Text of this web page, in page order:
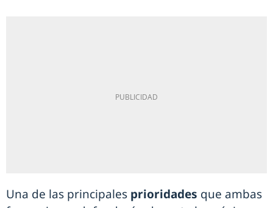
Una de las principales prioridades que ambas